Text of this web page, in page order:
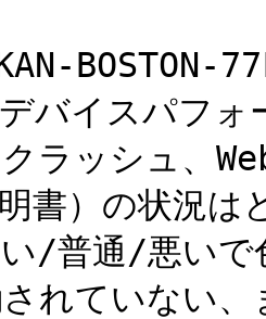
BOSTON-
バイスパフ
ラッシュ、
書）の状況
/普通/悪いで
れていない、